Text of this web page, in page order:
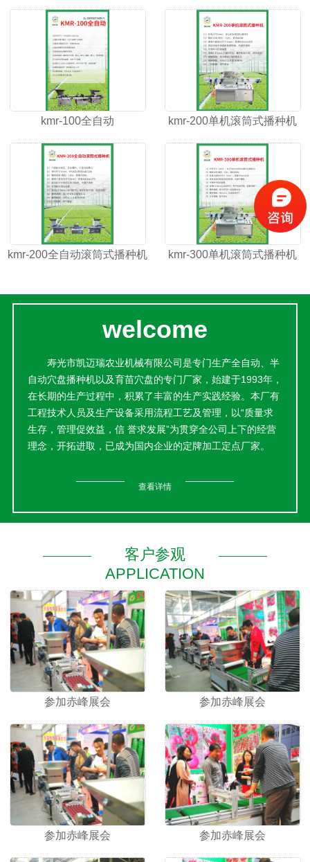
kmr-100全自动 kmr-200单机滚筒式播种机
kmr-200全自动滚筒式播种机 kmr-300单机滚筒式播种机
welcome
寿光市凯迈瑞农业机械有限公司是专门生产全自动、半
自动穴盘播种机以及育苗穴盘的专门厂家，始建于1993年，
在长期的生产过程中，积累了丰富的生产实践经验。本厂有
工程技术人员及生产设备采用流程工艺及管理，以“质量求
生存，管理促效益，信 誉求发展”为贯穿全公司上下的经营
理念，开拓进取，已成为国内企业的定牌加工定点厂家。
验中心检验合格；荣获中国保护消费者权益信 誉品牌、中国
心购物可信产品等荣誉称号；并由中国中轻产品质量保 障中
并与国内外大型园艺公司缔结良好的长期合作伙伴关
系。这里交通便利，信息发达，这里蔬菜种植历史悠久，生
产的产品贴近菜农，通过推广使用，采纳菜农的种植要求，
改进模具装备和生产工艺，增加产品强度，延长产品使用寿
命，降低产品成本，所开发的产品赢得了用户的好 评。
凯迈瑞愿与广大经销商和农民朋友一起，真诚合作，共
创美好未来！
查看详情
客户参观
APPLICATION
参加赤峰展会 参加赤峰展会
参加赤峰展会 参加赤峰展会